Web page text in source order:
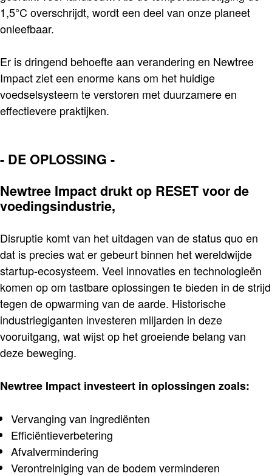
1,5°C overschrijdt, wordt een deel van onze planeet
onleefbaar.
Er is dringend behoefte aan verandering en Newtree
Impact ziet een enorme kans om het huidige
voedselsysteem te verstoren met duurzamere en
effectievere praktijken.
- DE OPLOSSING -
Newtree Impact drukt op RESET voor de
voedingsindustrie,
Disruptie komt van het uitdagen van de status quo en
dat is precies wat er gebeurt binnen het wereldwijde
startup-ecosysteem. Veel innovaties en technologieën
komen op om tastbare oplossingen te bieden in de strijd
tegen de opwarming van de aarde. Historische
industriegiganten investeren miljarden in deze
vooruitgang, wat wijst op het groeiende belang van
deze beweging.
Newtree Impact investeert in oplossingen zoals:
Vervanging van ingrediënten
Efficiëntieverbetering
Afvalvermindering
Verontreiniging van de bodem verminderen